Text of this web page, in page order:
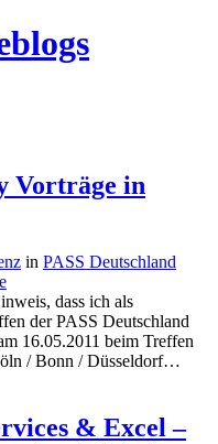
Vorträge in
in PASS Deutschland
dass ich als
der PASS Deutschland
16.05.2011 beim Treffen
/ Bonn / Düsseldorf…
& Excel –